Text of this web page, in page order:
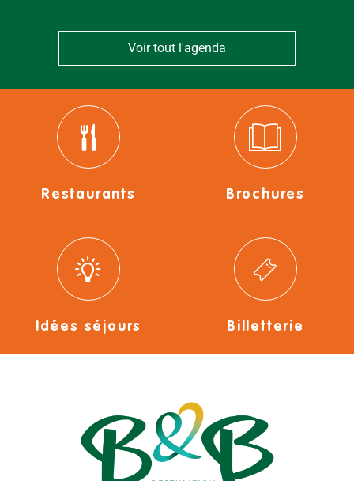
Voir tout l'agenda
Restaurants Brochures
Idées séjours Billetterie